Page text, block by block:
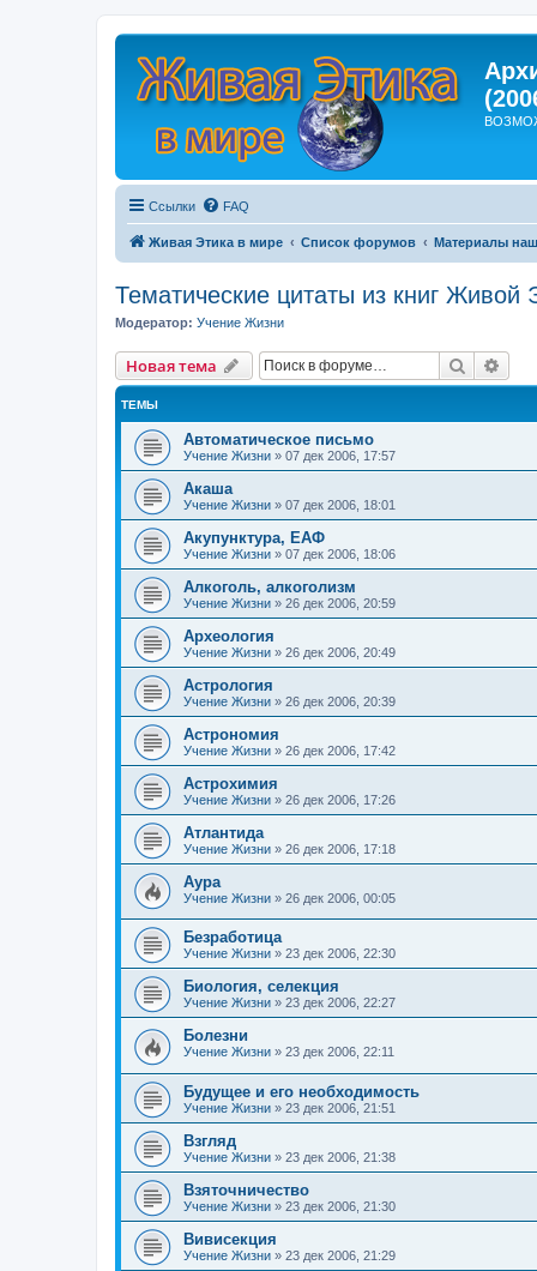
Ссылки FAQ
Живая Этика в мире Список форумов Материалы
Тематические цитаты из книг Живой
Модератор: Учение Жизни
Новая тема Поиск
ТЕМЫ
Автоматическое письмо
Учение Жизни » 07 дек 2006, 17:57
Акаша
Учение Жизни » 07 дек 2006, 18:01
Акупунктура, ЕАФ
Учение Жизни » 07 дек 2006, 18:06
Алкоголь, алкоголизм
Учение Жизни » 26 дек 2006, 20:59
Археология
Учение Жизни » 26 дек 2006, 20:49
Астрология
Учение Жизни » 26 дек 2006, 20:39
Астрономия
Учение Жизни » 26 дек 2006, 17:42
Астрохимия
Учение Жизни » 26 дек 2006, 17:26
Атлантида
Учение Жизни » 26 дек 2006, 17:18
Аура
Учение Жизни » 26 дек 2006, 00:05
Безработица
Учение Жизни » 23 дек 2006, 22:30
Биология, селекция
Учение Жизни » 23 дек 2006, 22:27
Болезни
Учение Жизни » 23 дек 2006, 22:11
Будущее и его необходимость
Учение Жизни » 23 дек 2006, 21:51
Взгляд
Учение Жизни » 23 дек 2006, 21:38
Взяточничество
Учение Жизни » 23 дек 2006, 21:30
Вивисекция
Учение Жизни » 23 дек 2006, 21:29